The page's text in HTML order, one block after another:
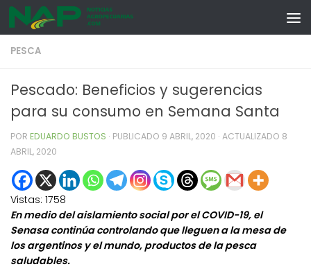
Skip to content
PESCA
Pescado: Beneficios y sugerencias
para su consumo en Semana Santa
POR EDUARDO BUSTOS · PUBLICADO 9 ABRIL, 2020 · ACTUALIZADO 8
ABRIL, 2020
Vistas: 1758
En medio del aislamiento social por el COVID-19, el
Senasa continúa controlando que lleguen a la mesa de
los argentinos y el mundo, productos de la pesca
saludables.